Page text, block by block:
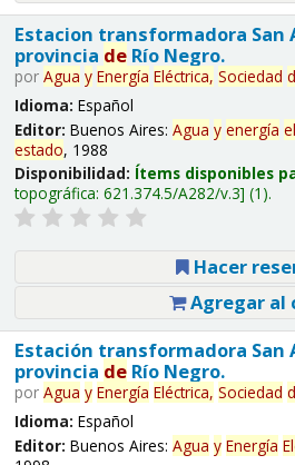
Estacion transformadora San
provincia deRío Negro.
por Agua y Energía Eléctrica, Sociedad
Idioma: Español
Editor: Buenos Aires: Agua y energía
estado, 1988
Disponibilidad: Ítems disponibles
topográfica: 621.374.5/A282/v.3 (1).
Hacer
Agregar al
Estación transformadora San
provincia deRío Negro.
por Agua y Energía Eléctrica, Sociedad
Idioma: Español
Editor: Buenos Aires: Agua y Energía